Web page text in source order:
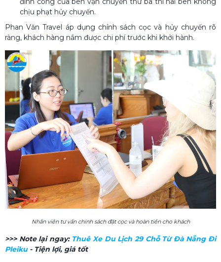
chịu phạt hủy chuyến.
Phan Văn Travel áp dụng chính sách cọc và hủy chuyến rõ
ràng, khách hàng nắm được chi phí trước khi khởi hành.
Nhân viên tư vấn chính sách đặt cọc và hoàn tiền cho khách
>>> Note lại ngay: Thuê Xe Du Lịch 29 Chỗ Từ Đà Nẵng Đi
Pleiku- Tiện lợi, giá tốt